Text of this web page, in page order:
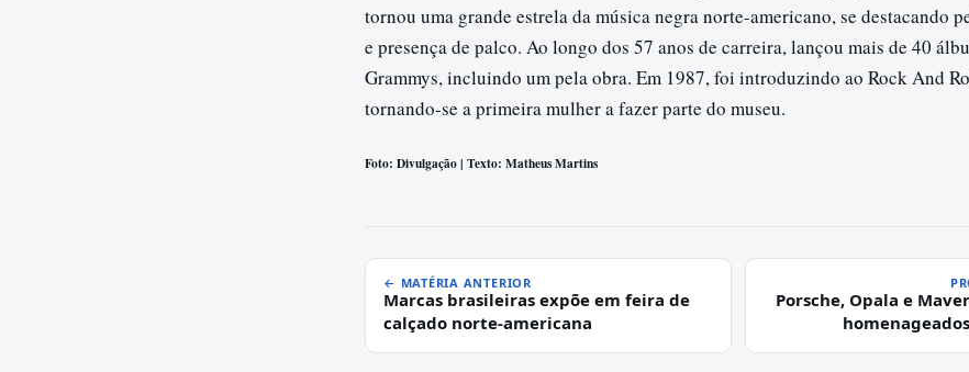
tornou uma grande estrela da música negra norte-americano, se destacando
e presença de palco. Ao longo dos 57 anos de carreira, lançou mais de 40
Grammys, incluindo um pela obra. Em 1987, foi introduzindo ao Rock And
tornando-se a primeira mulher a fazer parte do museu.
Foto: Divulgação | Texto: Matheus Martins
← MATÉRIA ANTERIOR
Marcas brasileiras expõe em feira de
calçado norte-americana
Porsche, Opala e